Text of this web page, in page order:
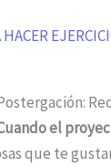
el
que te